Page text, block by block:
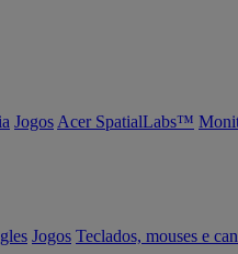
Jogos Acer SpatialLabs™
Jogos Teclados, mouses e